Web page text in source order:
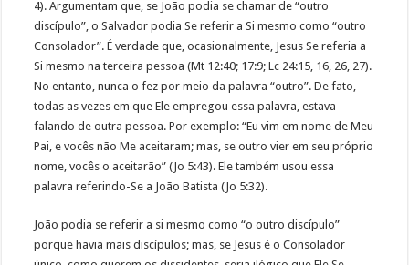
4). Argumentam que, se João podia se chamar de “outro
discípulo”, o Salvador podia Se referir a Si mesmo como “outro
Consolador”. É verdade que, ocasionalmente, Jesus Se referia a
Si mesmo na terceira pessoa (Mt 12:40; 17:9; Lc 24:15, 16, 26, 27).
No entanto, nunca o fez por meio da palavra “outro”. De fato,
todas as vezes em que Ele empregou essa palavra, estava
falando de outra pessoa. Por exemplo: “Eu vim em nome de Meu
Pai, e vocês não Me aceitaram; mas, se outro vier em seu próprio
nome, vocês o aceitarão” (Jo 5:43). Ele também usou essa
palavra referindo-Se a João Batista (Jo 5:32).
João podia se referir a si mesmo como “o outro discípulo”
porque havia mais discípulos; mas, se Jesus é o Consolador